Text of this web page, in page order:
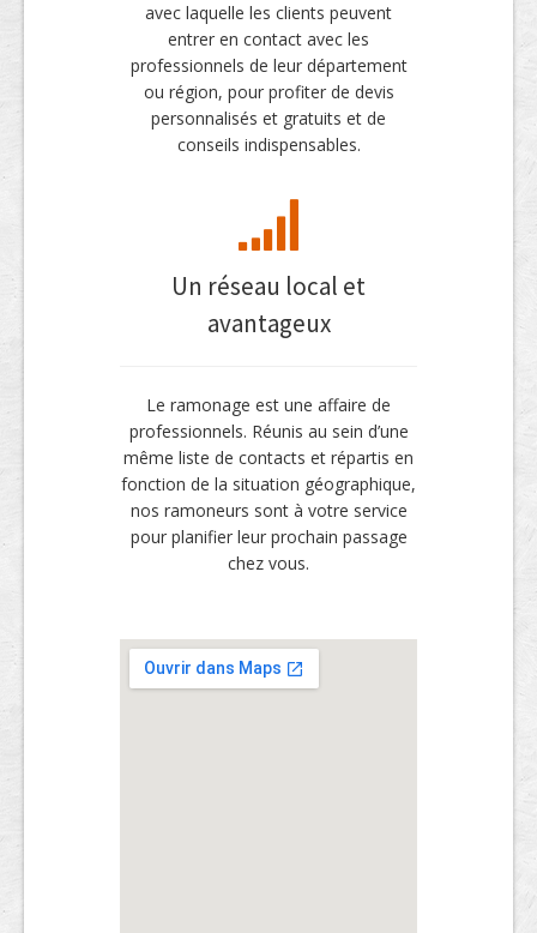
avec laquelle les clients peuvent
entrer en contact avec les
professionnels de leur département
ou région, pour profiter de devis
personnalisés et gratuits et de
conseils indispensables.
Un réseau local et
avantageux
Le ramonage est une affaire de
professionnels. Réunis au sein d’une
même liste de contacts et répartis en
fonction de la situation géographique,
nos ramoneurs sont à votre service
pour planifier leur prochain passage
chez vous.